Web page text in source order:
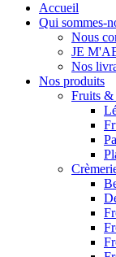
Accueil
Qui sommes-
Nous
JE
Nos
Nos produits
Fruits &